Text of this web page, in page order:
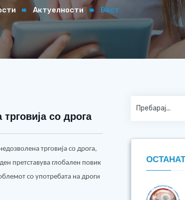
Актуелности Вест
со дрога
трговија со дрога,
претставува глобален повик
со употребата на дроги